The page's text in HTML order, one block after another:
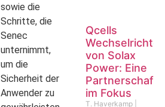
sowie die
Schritte, die
Senec
unternimmt,
um die
Sicherheit der
Anwender zu
Qcells
Wechselrichter
von Solax
Power: Eine
Partnerschaft
im Fokus
T. Haverkamp